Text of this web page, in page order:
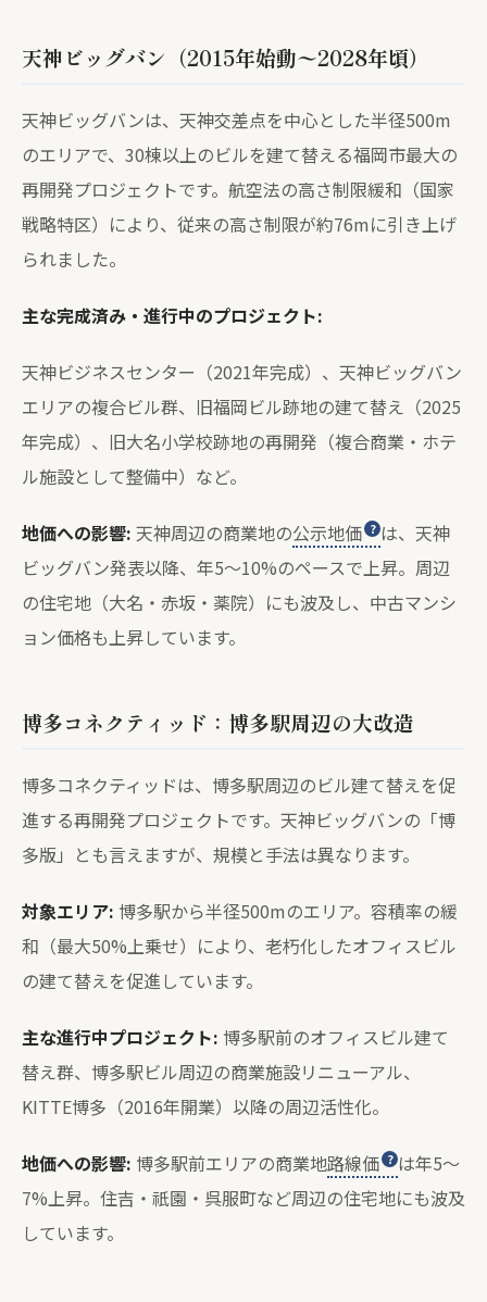
天神ビッグバン（2015年始動〜2028年頃）
天神ビッグバンは、天神交差点を中心とした半径500m
のエリアで、30棟以上のビルを建て替える福岡市最大の
再開発プロジェクトです。航空法の高さ制限緩和（国家
戦略特区）により、従来の高さ制限が約76mに引き上げ
られました。
主な完成済み・進行中のプロジェクト:
天神ビジネスセンター（2021年完成）、天神ビッグバン
エリアの複合ビル群、旧福岡ビル跡地の建て替え（2025
年完成）、旧大名小学校跡地の再開発（複合商業・ホテ
ル施設として整備中）など。
地価への影響: 天神周辺の商業地の公示地価
は、天神
ビッグバン発表以降、年5〜10%のペースで上昇。周辺
の住宅地（大名・赤坂・薬院）にも波及し、中古マンシ
ョン価格も上昇しています。
博多コネクティッド：博多駅周辺の大改造
博多コネクティッドは、博多駅周辺のビル建て替えを促
進する再開発プロジェクトです。天神ビッグバンの「博
多版」とも言えますが、規模と手法は異なります。
対象エリア: 博多駅から半径500mのエリア。容積率の緩
和（最大50%上乗せ）により、老朽化したオフィスビル
の建て替えを促進しています。
主な進行中プロジェクト: 博多駅前のオフィスビル建て
替え群、博多駅ビル周辺の商業施設リニューアル、
KITTE博多（2016年開業）以降の周辺活性化。
地価への影響: 博多駅前エリアの商業地路線価
は年5〜
7%上昇。住吉・祇園・呉服町など周辺の住宅地にも波及
しています。